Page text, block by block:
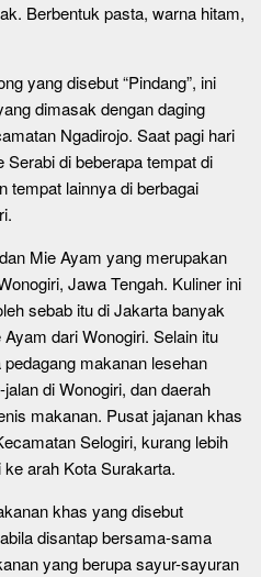
Berbentuk pasta, warna hitam,
yang disebut “Pindang”, ini
dimasak dengan daging
Ngadirojo. Saat pagi hari
Serabi di beberapa tempat di
tempat lainnya di berbagai
Mie Ayam yang merupakan
Jawa Tengah. Kuliner ini
sebab itu di Jakarta banyak
dari Wonogiri. Selain itu
makanan lesehan
di Wonogiri, dan daerah
makanan. Pusat jajanan khas
Selogiri, kurang lebih
arah Kota Surakarta.
khas yang disebut
disantap bersama-sama
yang berupa sayur-sayuran